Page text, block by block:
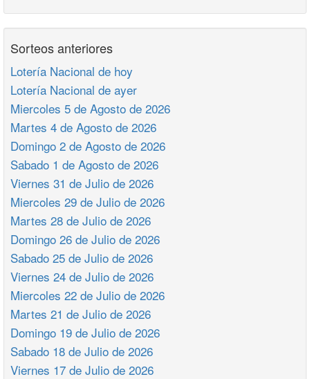
Sorteos anteriores
Lotería Nacional de hoy
Lotería Nacional de ayer
Miercoles 5 de Agosto de 2026
Martes 4 de Agosto de 2026
Domingo 2 de Agosto de 2026
Sabado 1 de Agosto de 2026
Viernes 31 de Julio de 2026
Miercoles 29 de Julio de 2026
Martes 28 de Julio de 2026
Domingo 26 de Julio de 2026
Sabado 25 de Julio de 2026
Viernes 24 de Julio de 2026
Miercoles 22 de Julio de 2026
Martes 21 de Julio de 2026
Domingo 19 de Julio de 2026
Sabado 18 de Julio de 2026
Viernes 17 de Julio de 2026